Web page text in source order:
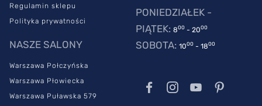
Regulamin sklepu
Polityka prywatności
NASZE SALONY
Warszawa Połczyńska
Warszawa Płowiecka
Warszawa Puławska 579
PONIEDZIAŁEK -
PIĄTEK: 800 - 2000
SOBOTA: 1000 - 1800